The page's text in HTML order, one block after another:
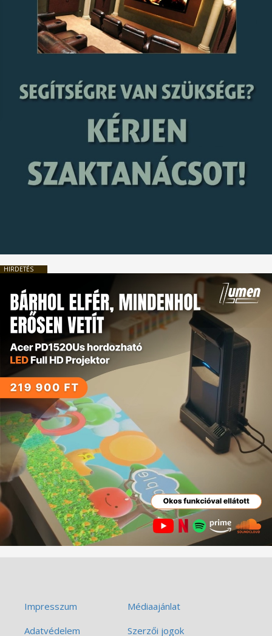
HIRDETÉS
Impresszum
Médiaajánlat
Adatvédelem
Szerzői jogok